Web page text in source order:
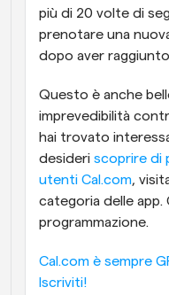
più di 20 volte di
prenotare una
dopo aver
Questo è anche
imprevedibilità
hai trovato
desideri scoprire di
utenti Cal.com,
categoria delle app.
programmazione.
Cal.com è sempre
Iscriviti!